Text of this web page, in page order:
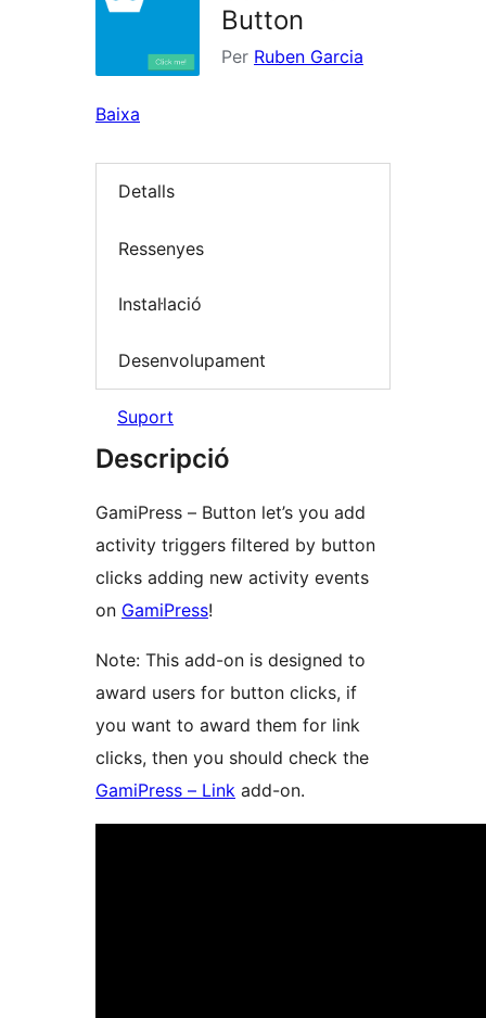
Button
Per Ruben Garcia
Baixa
Detalls
Ressenyes
Instal·lació
Desenvolupament
Suport
Descripció
GamiPress – Button let’s you add
activity triggers filtered by button
clicks adding new activity events
on GamiPress!
Note: This add-on is designed to
award users for button clicks, if
you want to award them for link
clicks, then you should check the
GamiPress – Link add-on.